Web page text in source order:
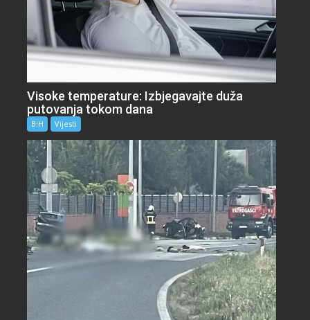
Visoke temperature: Izbjegavajte duža
putovanja tokom dana
BiH Vijesti